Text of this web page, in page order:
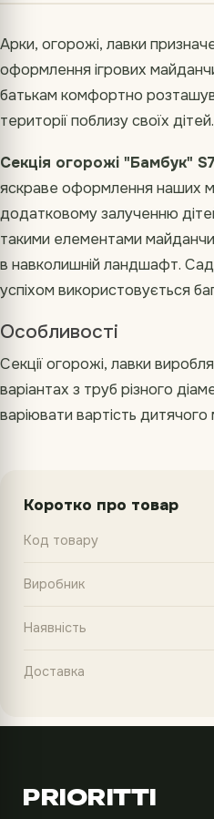
Арки, огорожі, лавки
оформлення ігрових
батькам комфортно
території поблизу своїх дітей.
Секція огорожі "Бамбук"
яскраве оформлення наших
додатковому залученню
такими елементами
в навколишній ландшафт.
успіхом використовується
Особливості
Секції огорожі, лавки
варіантах з труб різного
варіювати вартість
Коротко про товар
Код товару
Виробник
Наявність
Доставка
PRIORITTI